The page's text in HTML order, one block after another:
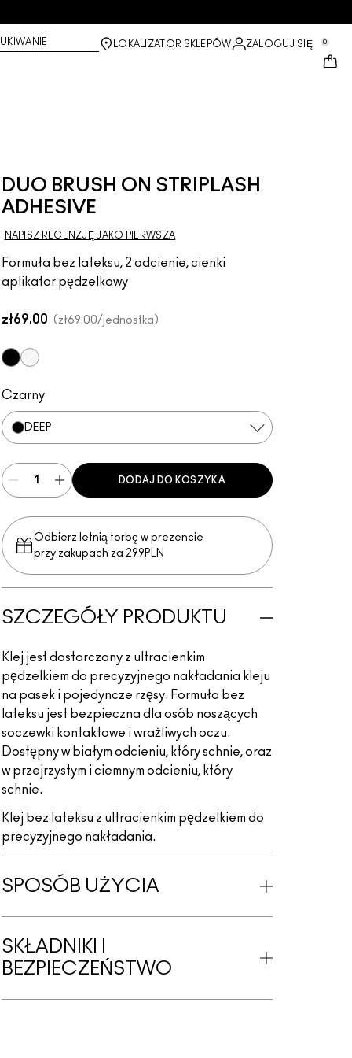
LOKALIZATOR SKLEPÓW ZALOGUJ SIĘ 0
DUO BRUSH ON STRIPLASH
ADHESIVE
NAPISZ RECENZJĘ JAKO PIERWSZA
Formuła bez lateksu, 2 odcienie, cienki
aplikator pędzelkowy
zł69.00 zł69.00/jednostka
Czarny
DEEP
DODAJ DO KOSZYKA
Odbierz letnią torbę w prezencie
przy zakupach za 299PLN
SZCZEGÓŁY PRODUKTU
Klej jest dostarczany z ultracienkim
pędzelkiem do precyzyjnego nakładania kleju
na pasek i pojedyncze rzęsy. Formuła bez
lateksu jest bezpieczna dla osób noszących
soczewki kontaktowe i wrażliwych oczu.
Dostępny w białym odcieniu, który schnie, oraz
w przejrzystym i ciemnym odcieniu, który
schnie.
Klej bez lateksu z ultracienkim pędzelkiem do
precyzyjnego nakładania.
SPOSÓB UŻYCIA
SKŁADNIKI I
BEZPIECZEŃSTWO